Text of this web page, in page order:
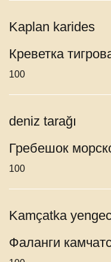
Kaplan karides
Креветка
100
deniz tarağı
Гребешок
100
Kamçatka
Фаланги